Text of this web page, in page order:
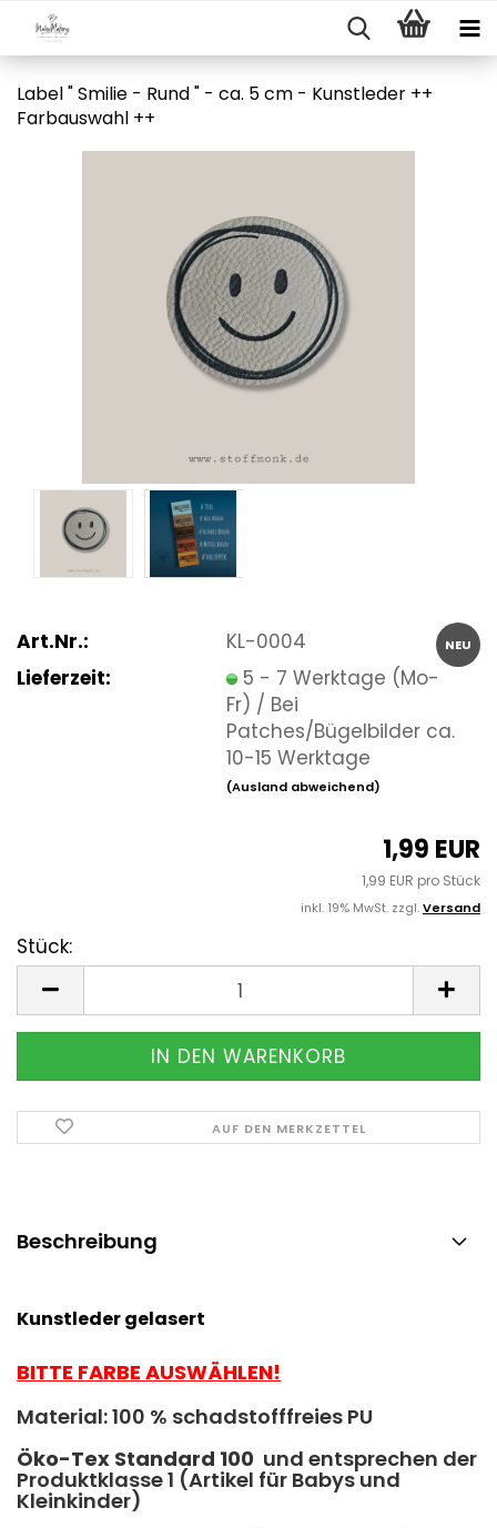
Label " Smilie - Rund " - ca. 5 cm - Kunstleder ++
Farbauswahl ++
NEU
Art.Nr.:
KL-0004
Lieferzeit:
5 - 7 Werktage (Mo-
Fr) / Bei
Patches/Bügelbilder ca.
10-15 Werktage
(Ausland abweichend)
1,99 EUR
1,99 EUR pro Stück
inkl. 19% MwSt. zzgl.Versand
Stück:
AUF DEN MERKZETTEL
Beschreibung
Kunstleder gelasert
BITTE FARBE AUSWÄHLEN!
Material: 100 % schadstofffreies PU
Öko-Tex Standard 100 und entsprechen der
Produktklasse 1 (Artikel für Babys und
Kleinkinder)